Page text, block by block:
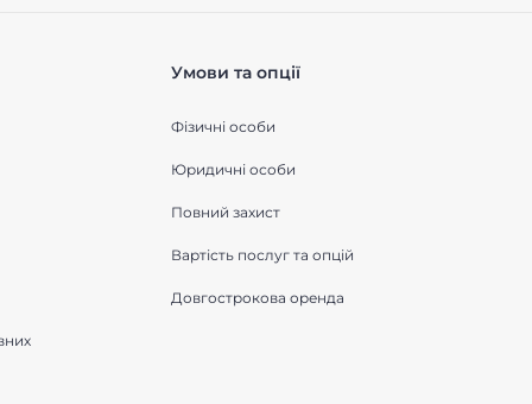
Умови та опції
Фізичні особи
Юридичні особи
Повний захист
Вартість послуг та опцій
Довгострокова оренда